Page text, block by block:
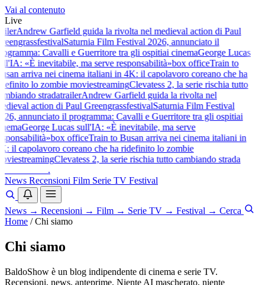
Vai al contenuto
Live
Andrew Garfield guida la rivolta nel medieval action di Paul
festivalSaturnia Film Festival 2026, annunciato il
Cavalli e Guerritore tra gli ospitiai cinemaGeorge Lucas
«È inevitabile, ma serve responsabilità»box officeTrain to
arriva nei cinema italiani in 4K: il capolavoro coreano che ha
lo zombie moviestreamingClevatess 2, la serie rischia tutto
stradatrailerAndrew Garfield guida la rivolta nel
action di Paul GreengrassfestivalSaturnia Film Festival
annunciato il programma: Cavalli e Guerritore tra gli ospitiai
George Lucas sull'IA: «È inevitabile, ma serve
box officeTrain to Busan arriva nei cinema italiani in
il capolavoro coreano che ha ridefinito lo zombie
streamingClevatess 2, la serie rischia tutto cambiando strada
.
News Recensioni Film Serie TV Festival
News → Recensioni → Film → Serie TV → Festival → Cerca
Home / Chi siamo
Chi siamo
BaldoShow è un blog indipendente di cinema e serie TV.
Recensioni, news, anteprime. Niente AI mascherato, niente